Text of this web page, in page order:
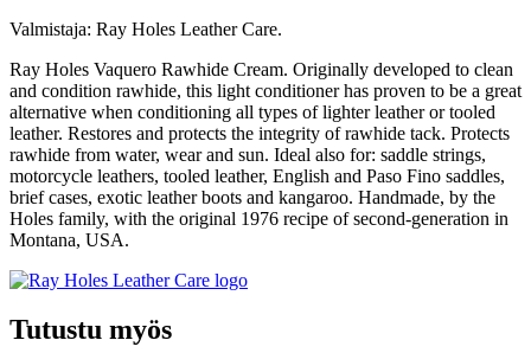
Valmistaja: Ray Holes Leather Care.
Ray Holes Vaquero Rawhide Cream. Originally developed to clean
and condition rawhide, this light conditioner has proven to be a great
alternative when conditioning all types of lighter leather or tooled
leather. Restores and protects the integrity of rawhide tack. Protects
rawhide from water, wear and sun. Ideal also for: saddle strings,
motorcycle leathers, tooled leather, English and Paso Fino saddles,
brief cases, exotic leather boots and kangaroo. Handmade, by the
Holes family, with the original 1976 recipe of second-generation in
Montana, USA.
Tutustu myös